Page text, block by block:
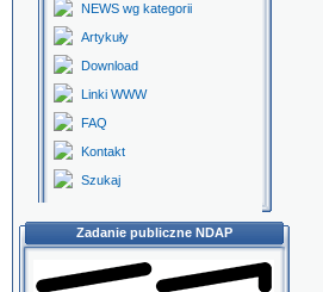
NEWS wg kategorii
Artykuły
Download
Linki WWW
FAQ
Kontakt
Szukaj
Zadanie publiczne NDAP